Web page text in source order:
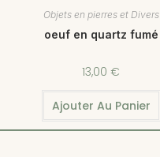
Objets en pierres et Divers
oeuf en quartz fumé
13,00 €
Ajouter Au Panier